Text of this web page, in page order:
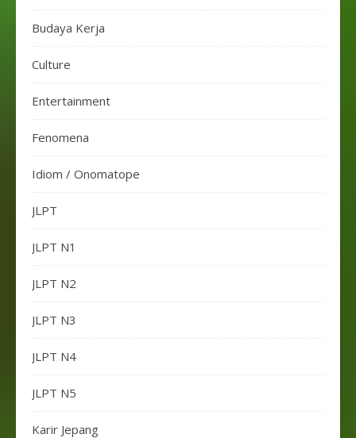
Budaya Kerja
Culture
Entertainment
Fenomena
Idiom / Onomatope
JLPT
JLPT N1
JLPT N2
JLPT N3
JLPT N4
JLPT N5
Karir Jepang